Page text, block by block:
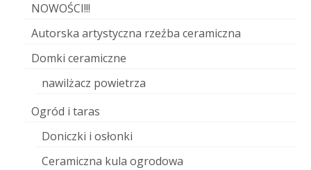
NOWOŚCI!!!
Autorska artystyczna rzeźba ceramiczna
Domki ceramiczne
nawilżacz powietrza
Ogród i taras
Doniczki i osłonki
Ceramiczna kula ogrodowa